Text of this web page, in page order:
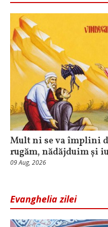
Mult ni se va împlini
rugăm, nădăjduim și
09 Aug, 2026
Evanghelia zilei